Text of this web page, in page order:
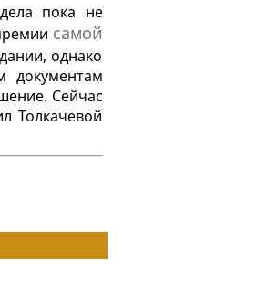
пока не
самой
однако
документам
Сейчас
Толкачевой